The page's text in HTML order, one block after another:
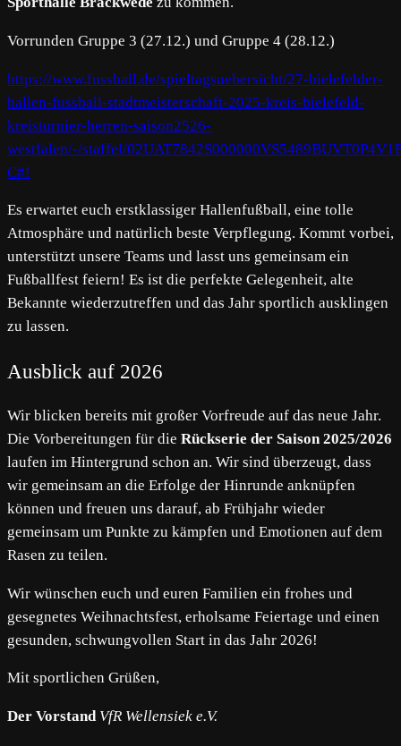
Vorrunden Gruppe 3 (27.12.) und Gruppe 4 (28.12.)
https://www.fussball.de/spieltagsuebersicht/27-bielefelder-
hallen-fussball-stadtmeisterschaft-2025-kreis-bielefeld-
kreisturnier-herren-saison2526-
westfalen/-/staffel/
C#!
Es erwartet euch erstklassiger Hallenfußball, eine tolle
Atmosphäre und natürlich beste Verpflegung. Kommt vorbei,
unterstützt unsere Teams und lasst uns gemeinsam ein
Fußballfest feiern! Es ist die perfekte Gelegenheit, alte
Bekannte wiederzutreffen und das Jahr sportlich ausklingen
zu lassen.
Ausblick auf 2026
Wir blicken bereits mit großer Vorfreude auf das neue Jahr.
Die Vorbereitungen für die Rückserie der Saison 2025/2026
laufen im Hintergrund schon an. Wir sind überzeugt, dass
wir gemeinsam an die Erfolge der Hinrunde anknüpfen
können und freuen uns darauf, ab Frühjahr wieder
gemeinsam um Punkte zu kämpfen und Emotionen auf dem
Rasen zu teilen.
Wir wünschen euch und euren Familien ein frohes und
gesegnetes Weihnachtsfest, erholsame Feiertage und einen
gesunden, schwungvollen Start in das Jahr 2026!
Mit sportlichen Grüßen,
Der Vorstand VfR Wellensiek e.V.